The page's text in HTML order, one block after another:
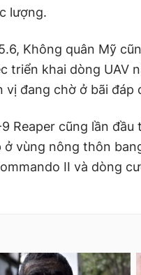
lượng.
Không quân Mỹ
triển khai dòng UAV
đang chờ ở bãi đáp
Reaper cũng lần đầu
vùng nông thôn
II và dòng